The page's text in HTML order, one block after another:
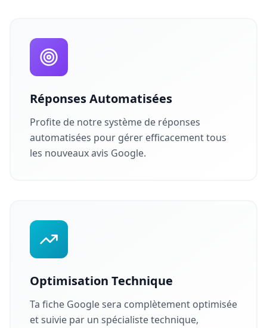
Réponses Automatisées
Profite de notre système de réponses
automatisées pour gérer efficacement tous
les nouveaux avis Google.
Optimisation Technique
Ta fiche Google sera complètement optimisée
et suivie par un spécialiste technique,